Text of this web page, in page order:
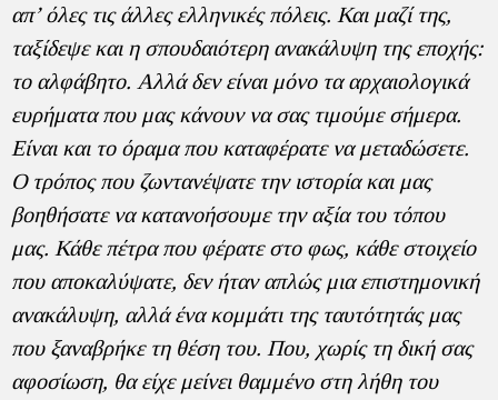
απ’ όλες τις άλλες ελληνικές πόλεις. Και μαζί της,
ταξίδεψε και η σπουδαιότερη ανακάλυψη της εποχής:
το αλφάβητο. Αλλά δεν είναι μόνο τα αρχαιολογικά
ευρήματα που μας κάνουν να σας τιμούμε σήμερα.
Είναι και το όραμα που καταφέρατε να μεταδώσετε.
Ο τρόπος που ζωντανέψατε την ιστορία και μας
βοηθήσατε να κατανοήσουμε την αξία του τόπου
μας. Κάθε πέτρα που φέρατε στο φως, κάθε στοιχείο
που αποκαλύψατε, δεν ήταν απλώς μια επιστημονική
ανακάλυψη, αλλά ένα κομμάτι της ταυτότητάς μας
που ξαναβρήκε τη θέση του. Που, χωρίς τη δική σας
αφοσίωση, θα είχε μείνει θαμμένο στη λήθη του